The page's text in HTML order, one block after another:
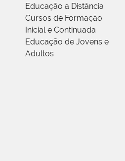
Educação a Distância
Cursos de Formação
Inicial e Continuada
Educação de Jovens e
Adultos